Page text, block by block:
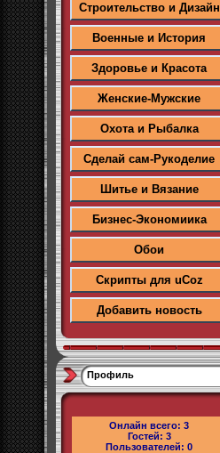
Строительство и Дизайн
Военные и История
Здоровье и Красота
Женские-Мужские
Охота и Рыбалка
Сделай сам-Рукоделие
Шитье и Вязание
Бизнес-Экономиика
Обои
Скрипты для uCoz
Добавить новость
Профиль
Онлайн всего: 3
Гостей: 3
Пользователей: 0